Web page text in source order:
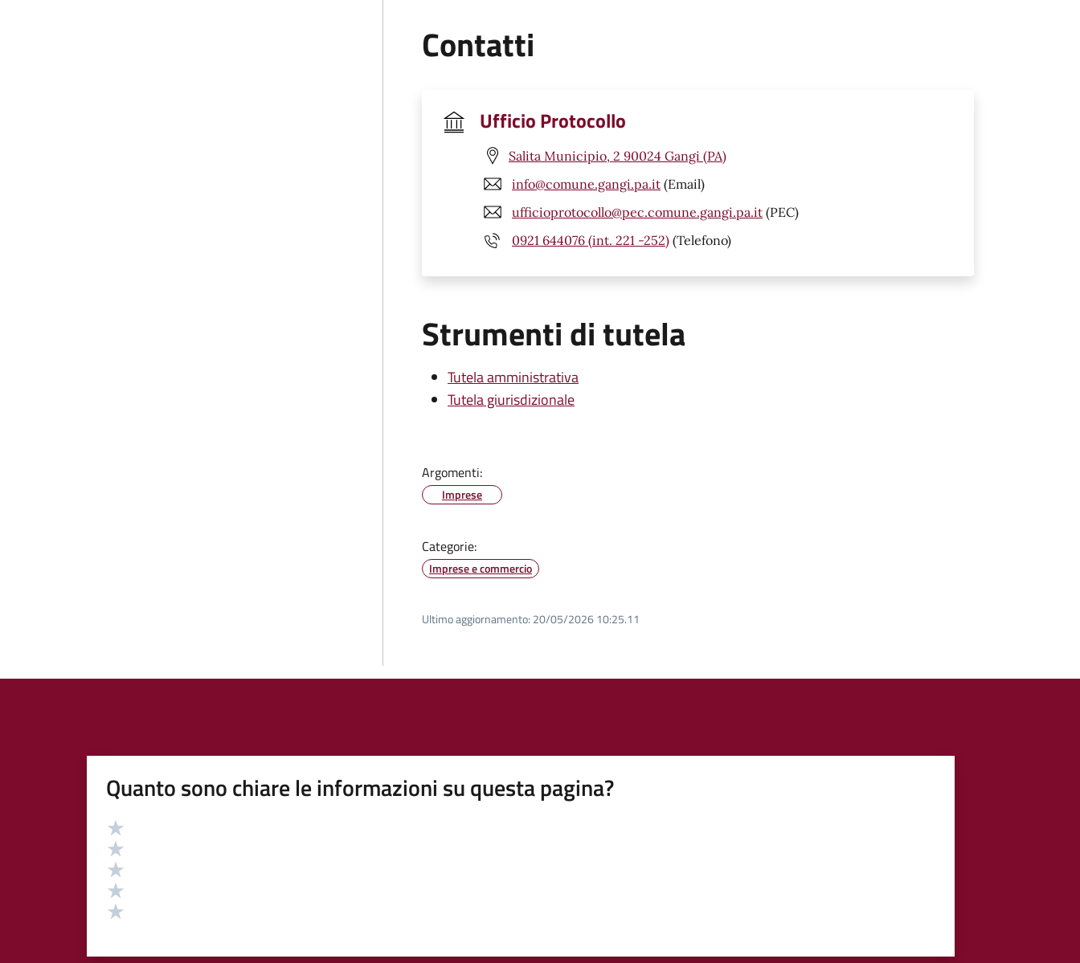
Contatti
Ufficio Protocollo
Salita Municipio, 2 90024 Gangi (PA)
info@comune.gangi.pa.it (Email)
ufficioprotocollo@pec.comune.gangi.pa.it (PEC)
0921 644076 (int. 221 -252) (Telefono)
Strumenti di tutela
Tutela amministrativa
Tutela giurisdizionale
Argomenti:
Imprese
Categorie:
Imprese e commercio
Ultimo aggiornamento: 20/05/2026 10:25.11
Quanto sono chiare le informazioni su questa pagina?
Valutazione